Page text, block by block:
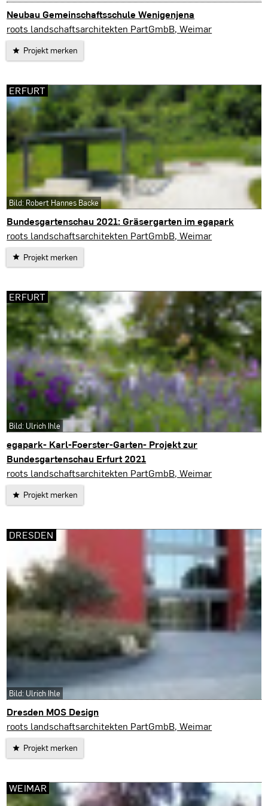
Neubau Gemeinschaftsschule Wenigenjena
Jena
roots landschaftsarchitekten PartGmbB, Weimar
Projekt merken
Bundesgartenschau 2021: Gräsergarten im egapark
Erfurt
roots landschaftsarchitekten PartGmbB, Weimar
Projekt merken
ERFURT
Bild: Robert Hannes Backe
egapark- Karl-Foerster-Garten- Projekt zur
Bundesgartenschau Erfurt 2021
Erfurt
roots landschaftsarchitekten PartGmbB, Weimar
Projekt merken
ERFURT
Bild: Ulrich Ihle
Dresden MOS Design
Dresden
roots landschaftsarchitekten PartGmbB, Weimar
Projekt merken
DRESDEN
Bild: Ulrich Ihle
WEIMAR